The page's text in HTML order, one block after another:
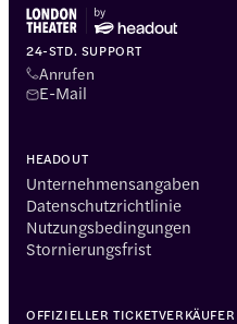
24-STD. SUPPORT
Anrufen
E-Mail
HEADOUT
Unternehmensangaben
Datenschutzrichtlinie
Nutzungsbedingungen
Stornierungsfrist
OFFIZIELLER TICKETVERKÄUFER